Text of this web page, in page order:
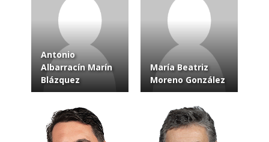
Antonio
Albarracín Marín
Blázquez
María Beatriz
Moreno González